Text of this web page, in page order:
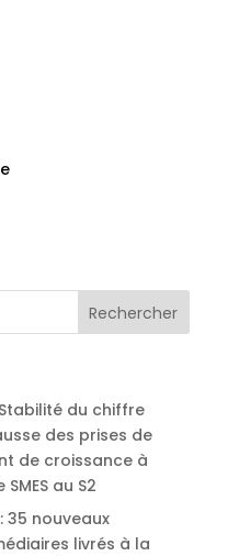
: Stabilité du chiffre
des prises de
de croissance à
au S2
35 nouveaux
livrés à la